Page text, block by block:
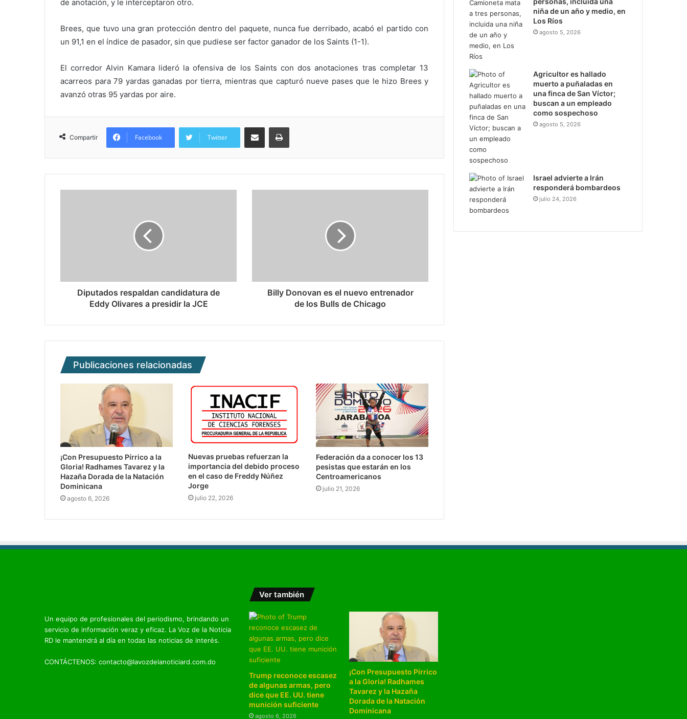
de anotación, y le interceptaron otro.
Brees, que tuvo una gran protección dentro del paquete, nunca fue derribado, acabó el partido con
un 91,1 en el índice de pasador, sin que pudiese ser factor ganador de los Saints (1-1).
El corredor Alvin Kamara lideró la ofensiva de los Saints con dos anotaciones tras completar 13
acarreos para 79 yardas ganadas por tierra, mientras que capturó nueve pases que le hizo Brees y
avanzó otras 95 yardas por aire.
Compartir Facebook Twitter
Compartir via Email Imprimi
Diputados respaldan candidatura de
Eddy Olivares a presidir la JCE
Billy Donovan es el nuevo entrenador
de los Bulls de Chicago
Publicaciones relacionadas
¡Con Presupuesto Pírrico a la
Gloria! Radhames Tavarez y la
Hazaña Dorada de la Natación
Dominicana
agosto 6, 2026
Nuevas pruebas refuerzan la
importancia del debido proceso
en el caso de Freddy Núñez
Jorge
julio 22, 2026
Federación da a conocer los 13
pesistas que estarán en los
Centroamericanos
julio 21, 2026
niña de un año y medio, en
Los Ríos
agosto 5, 2026
Agricultor es hallado
muerto a puñaladas en
una finca de San Víctor;
buscan a un empleado
como sospechoso
agosto 5, 2026
Israel advierte a Irán
responderá bombardeos
julio 24, 2026
Un equipo de profesionales del periodismo, brindando un
servicio de información veraz y eficaz. La Voz de la Noticia
RD le mantendrá al día en todas las noticias de interés.
CONTÁCTENOS: contacto@lavozdelanoticiard.com.do
Ver también
Trump reconoce escasez
de algunas armas, pero
dice que EE. UU. tiene
munición suficiente
agosto 6, 2026
¡Con Presupuesto Pírrico
a la Gloria! Radhames
Tavarez y la Hazaña
Dorada de la Natación
Dominicana